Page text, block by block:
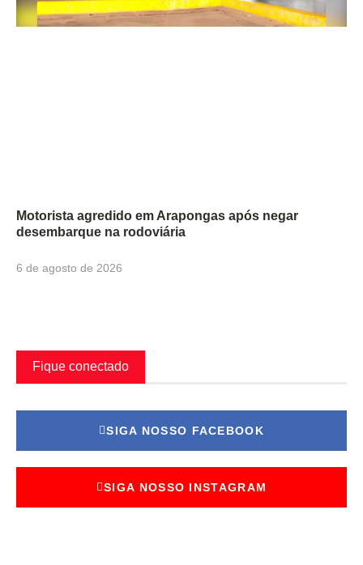
Motorista agredido em Arapongas após negar
desembarque na rodoviária
6 de agosto de 2026
Fique conectado
SIGA NOSSO FACEBOOK
SIGA NOSSO INSTAGRAM